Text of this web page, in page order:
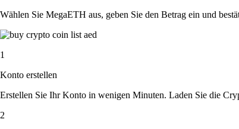
Wählen Sie MegaETH aus, geben Sie den Betrag ein und
1
Konto erstellen
Erstellen Sie Ihr Konto in wenigen Minuten. Laden Sie die
2